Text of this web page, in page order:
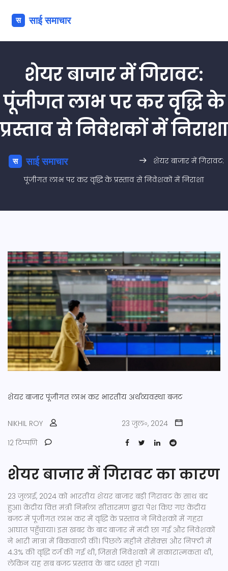
शेयर बाजार में गिरावट:
पूंजीगत लाभ पर कर वृद्धि के
प्रस्ताव से निवेशकों में निराशा
शेयर बाजार में गिरावट:
पूंजीगत लाभ पर कर वृद्धि के प्रस्ताव से निवेशकों में निराशा
शेयर बाजार पूंजीगत लाभ कर भारतीय अर्थव्यवस्था बजट
NIKHIL ROY
23 जुल॰, 2024
12 टिप्पणि
शेयर बाजार में गिरावट का कारण
23 जुलाई, 2024 को भारतीय शेयर बाजार बड़ी गिरावट के साथ बंद
हुआ। केंद्रीय वित्त मंत्री निर्मला सीतारमण द्वारा पेश किए गए केंद्रीय
बजट में पूंजीगत लाभ कर में वृद्धि के प्रस्ताव ने निवेशकों में गहरा
आघात पहुँचाया। इस खबर के बाद बाजार में मंदी छा गई और निवेशकों
ने भारी मात्रा में बिकवाली की। पिछले महीने सेंसेक्स और निफ्टी में
4.3% की वृद्धि दर्ज की गई थी, जिससे निवेशकों में सकारात्मकता थी,
लेकिन यह सब बजट प्रस्ताव के बाद ध्वस्त हो गया।